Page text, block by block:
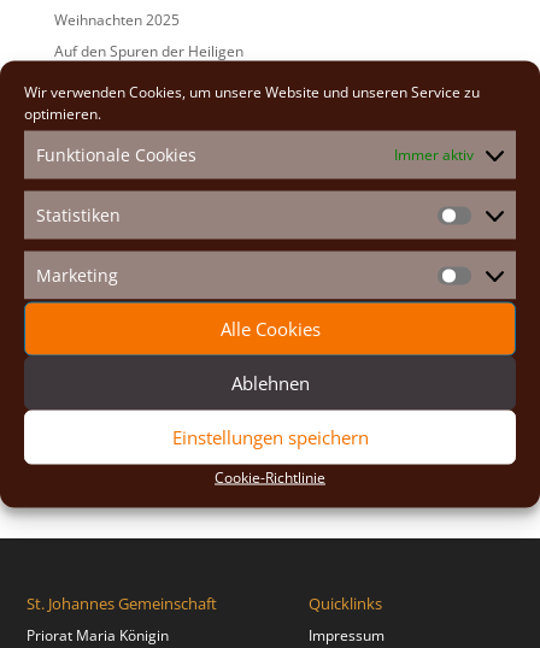
Wir verwenden Cookies, um unsere Website und unseren Service zu
optimieren.
Funktionale Cookies Immer aktiv
Statistiken
Marketing Marketing
Alle Cookies
Ablehnen
Einstellungen speichern
Cookie-Richtlinie
Weihnachten 2025
Auf den Spuren der Heiligen
Adventexerzitien 2025
2026(2)
2025(7)
2024(5)
2023(13)
2022(9)
2020(2)
St. Johannes Gemeinschaft
Priorat Maria Königin
Quicklinks
Impressum